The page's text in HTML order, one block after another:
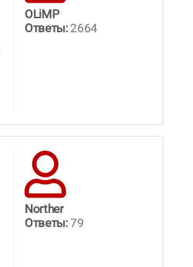
OLiMP
Ответы:2664
Norther
Ответы:79